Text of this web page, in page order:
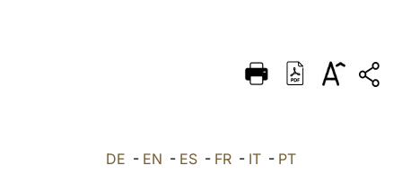
DEUTSCH
العربيّة DE - EN - ES - FR - IT - PT